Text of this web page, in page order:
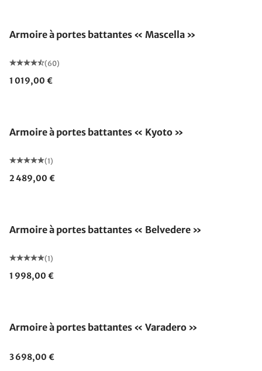
Armoire à portes battantes « Mascella »
(60)
1 019,00 €
Armoire à portes battantes « Kyoto »
(1)
2 489,00 €
Armoire à portes battantes « Belvedere »
(1)
1 998,00 €
Armoire à portes battantes « Varadero »
3 698,00 €